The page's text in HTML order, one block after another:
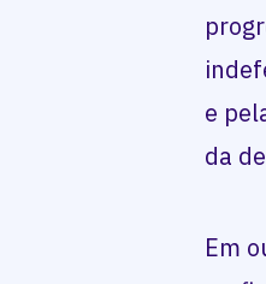
e
da
Em